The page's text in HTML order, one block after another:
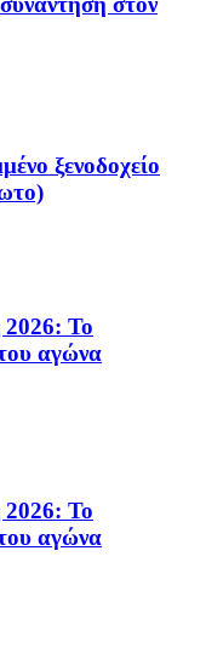
ξενοδοχείο
Το
αγώνα
Το
αγώνα